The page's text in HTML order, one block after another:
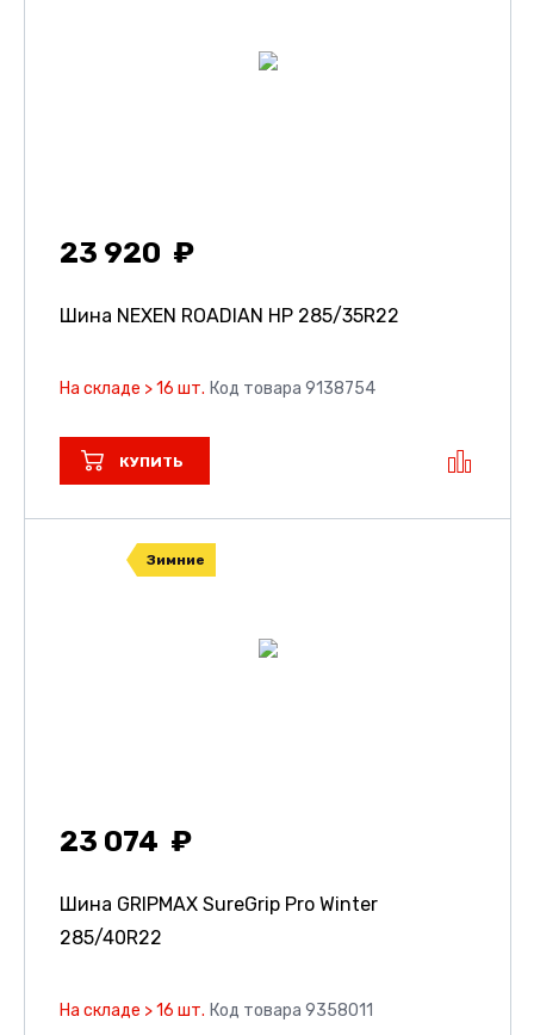
23 920
Шина NEXEN ROADIAN HP 285/35R22
На складе > 16 шт. Код товара 9138754
КУПИТЬ
Зимние
23 074
Шина GRIPMAX SureGrip Pro Winter
285/40R22
На складе > 16 шт. Код товара 9358011